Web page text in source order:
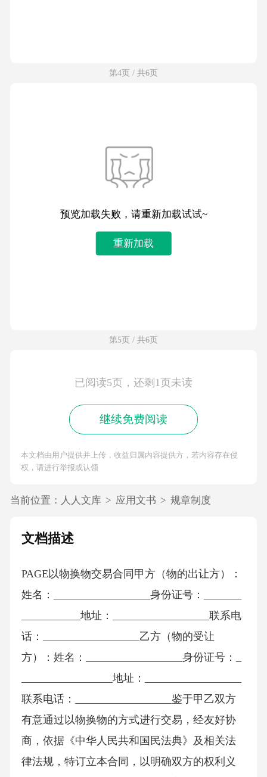
第4页 / 共6页
预览加载失败，请重新加载试试~
重新加载
第5页 / 共6页
已阅读5页，还剩1页未读
继续免费阅读
本文档由用户提供并上传，收益归属内容提供方，若内容存在侵
权，请进行举报或认领
当前位置： 人人文库 > 应用文书 > 规章制度
文档描述
PAGE以物换物交易合同甲方（物的出让方）：
姓名：__________________身份证号：_______
___________地址：__________________联系电
话：__________________乙方（物的受让
方）：姓名：__________________身份证号：_
_________________地址：__________________
联系电话：__________________鉴于甲乙双方
有意通过以物换物的方式进行交易，经友好协
商，依据《中华人民共和国民法典》及相关法
律法规，特订立本合同，以明确双方的权利义